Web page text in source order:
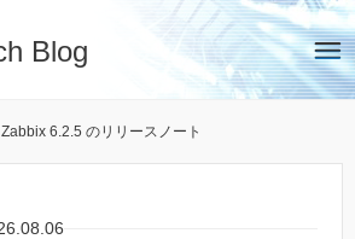
Blog
Zabbix 6.2.5 のリリースノート